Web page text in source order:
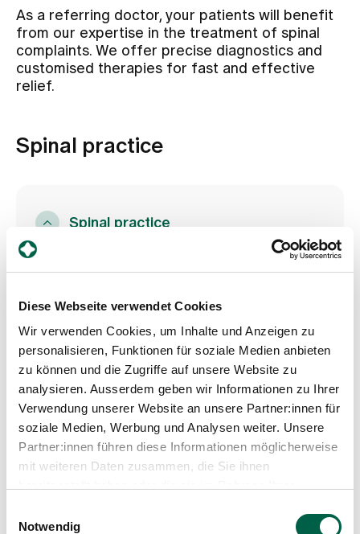
Diese Webseite verwendet Cookies
Wir verwenden Cookies, um Inhalte und Anzeigen zu
personalisieren, Funktionen für soziale Medien anbieten
zu können und die Zugriffe auf unsere Website zu
analysieren. Ausserdem geben wir Informationen zu Ihrer
Verwendung unserer Website an unsere Partner:innen für
soziale Medien, Werbung und Analysen weiter. Unsere
Partner:innen führen diese Informationen möglicherweise
mit weiteren Daten zusammen, die Sie ihnen
Notwendig
Latest news
Jobs & Career
Blog
Overview & Services
Team
Assigning
Contact us
As a referring doctor, your patients will benefit
from our expertise in the treatment of spinal
complaints. We offer precise diagnostics and
customised therapies for fast and effective
relief.
Spinal practice
Spinal practice
13.30 - 17.00
Trichtenhauserstrasse 12
8125 Zollikerberg
+41 43 499 78 28
beat.waelchli@hinmail.ch
Google Maps